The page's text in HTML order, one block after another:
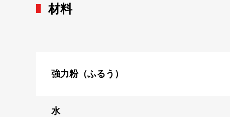
材料
強力粉（ふるう）
水